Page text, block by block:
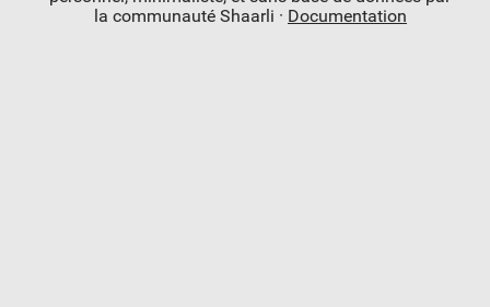
la communauté Shaarli · Documentation